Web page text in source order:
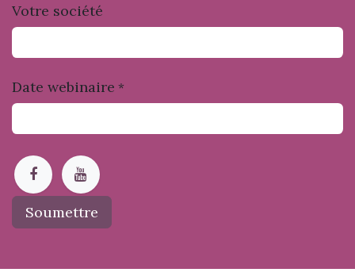
Votre société
Date webinaire *
Soumettre